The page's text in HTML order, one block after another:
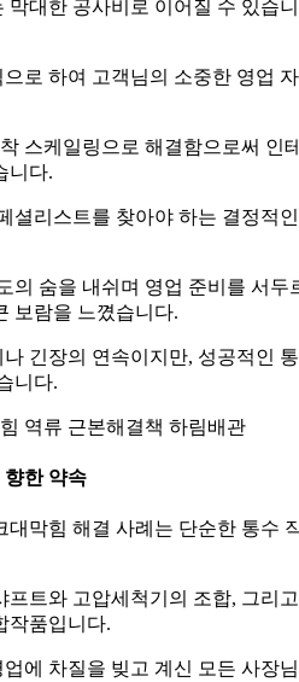
대한 공사비로 이어질 수 있습니
로 하여 고객님의 소중한 영업
스케일링으로 해결함으로써 인
니다.
셜리스트를 찾아야 하는 결정적인
의 숨을 내쉬며 영업 준비를 서두
보람을 느꼈습니다.
긴장의 연속이지만, 성공적인
니다.
역류 근본해결책 하림배관
향한 약속
막힘 해결 사례는 단순한 통수
트와 고압세척기의 조합, 그리고
작품입니다.
에 차질을 빚고 계신 모든 사장